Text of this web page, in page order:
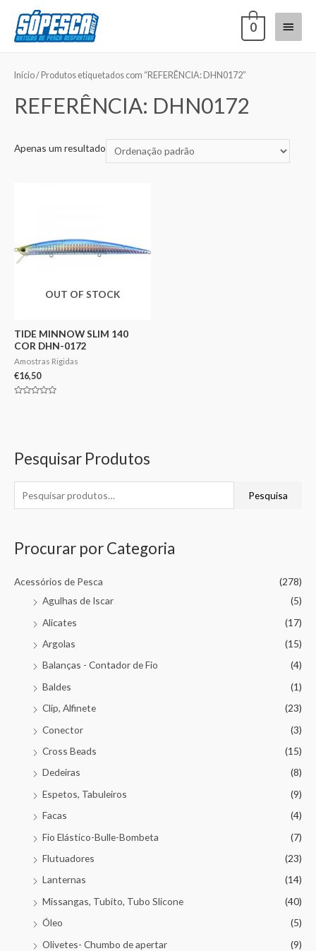
0
Pesquisar Produtos
Pesquisa
Procurar por Categoria
Acessórios de Pesca
(278)
Agulhas de Iscar
(5)
Alicates
(17)
Argolas
(15)
Balanças - Contador de Fio
(4)
Baldes
(1)
Clip, Alfinete
(23)
Conector
(3)
Cross Beads
(15)
Dedeiras
(8)
Espetos, Tabuleiros
(9)
Facas
(4)
Fio Elástico-Bulle-Bombeta
(7)
Flutuadores
(23)
Lanternas
(14)
Missangas, Tubito, Tubo Slicone
(40)
Óleo
(5)
Olivetes- Chumbo de apertar
(9)
Início/ Produtos etiquetados com “REFERÊNCIA: DHN0172”
REFERÊNCIA: DHN0172
Apenas um resultado
OUT OF STOCK
TIDE MINNOW SLIM 140
COR DHN-0172
Amostras Rigidas
€16,50